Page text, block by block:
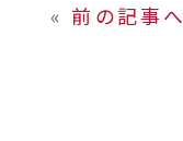
« 前の記事へ